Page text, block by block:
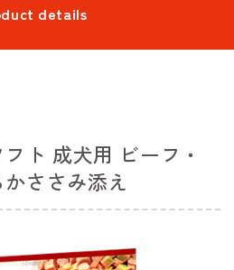
details
ト 成犬用 ビーフ・
ささみ添え